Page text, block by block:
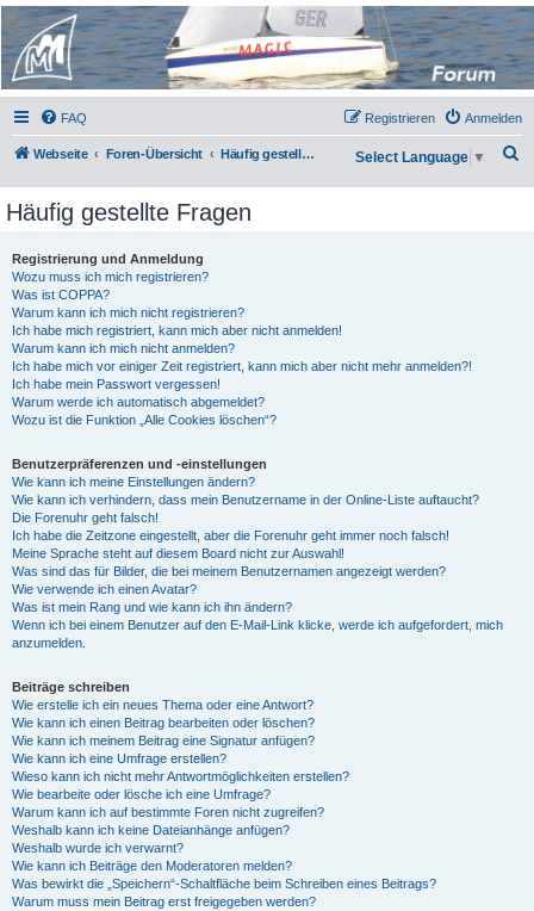
Micro Magic Forum
Deutschland
FAQ Anmelden
Registrieren
Webseite Foren-Übersicht Häufig gestellte Fragen Select Language ▼
Häufig gestellte Fragen
Registrierung und Anmeldung
Wozu muss ich mich registrieren?
Was ist COPPA?
Warum kann ich mich nicht registrieren?
Ich habe mich registriert, kann mich aber nicht anmelden!
Warum kann ich mich nicht anmelden?
Ich habe mich vor einiger Zeit registriert, kann mich aber nicht mehr anmelden?!
Ich habe mein Passwort vergessen!
Warum werde ich automatisch abgemeldet?
Wozu ist die Funktion „Alle Cookies löschen“?
Benutzerpräferenzen und -einstellungen
Wie kann ich meine Einstellungen ändern?
Wie kann ich verhindern, dass mein Benutzername in der Online-Liste auftaucht?
Die Forenuhr geht falsch!
Ich habe die Zeitzone eingestellt, aber die Forenuhr geht immer noch falsch!
Meine Sprache steht auf diesem Board nicht zur Auswahl!
Was sind das für Bilder, die bei meinem Benutzernamen angezeigt werden?
Wie verwende ich einen Avatar?
Was ist mein Rang und wie kann ich ihn ändern?
Wenn ich bei einem Benutzer auf den E-Mail-Link klicke, werde ich aufgefordert, mich
anzumelden.
Beiträge schreiben
Wie erstelle ich ein neues Thema oder eine Antwort?
Wie kann ich einen Beitrag bearbeiten oder löschen?
Wie kann ich meinem Beitrag eine Signatur anfügen?
Wie kann ich eine Umfrage erstellen?
Wieso kann ich nicht mehr Antwortmöglichkeiten erstellen?
Wie bearbeite oder lösche ich eine Umfrage?
Warum kann ich auf bestimmte Foren nicht zugreifen?
Weshalb kann ich keine Dateianhänge anfügen?
Weshalb wurde ich verwarnt?
Wie kann ich Beiträge den Moderatoren melden?
Was bewirkt die „Speichern“-Schaltfläche beim Schreiben eines Beitrags?
Warum muss mein Beitrag erst freigegeben werden?